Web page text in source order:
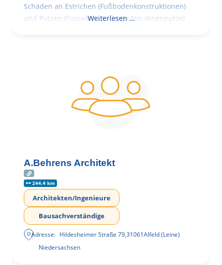
Schäden an Estrichen (Fußbodenkonstruktionen)
und Putzen (Fassaden, Außenputze, Innenputze)
Weiterlesen …
A.Behrens Architekt
244.4 km
Architekten/Ingenieure
Bausachverständige
Adresse: Hildesheimer Straße 79,31061Alfeld (Leine)
Niedersachsen